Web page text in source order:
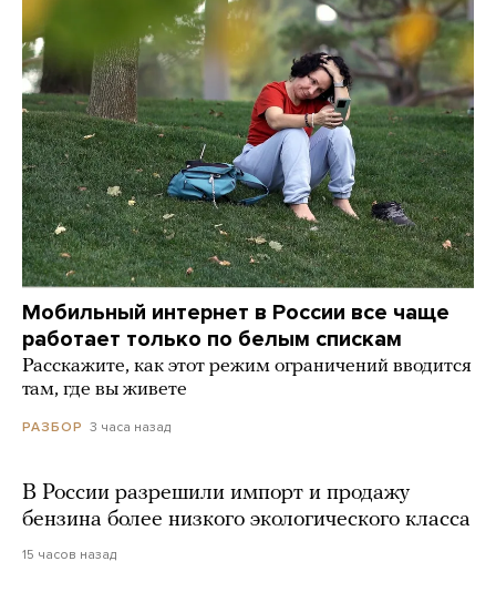
Мобильный интернет в России все чаще
работает только по белым спискам
Расскажите, как этот режим ограничений вводится
там, где вы живете
РАЗБОР 3 часа назад
В России разрешили импорт и продажу
бензина более низкого экологического класса
15 часов назад